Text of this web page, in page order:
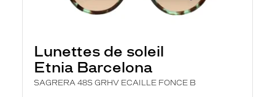
Lunettes de soleil
Etnia Barcelona
SAGRERA 48S GRHV ECAILLE FONCE B